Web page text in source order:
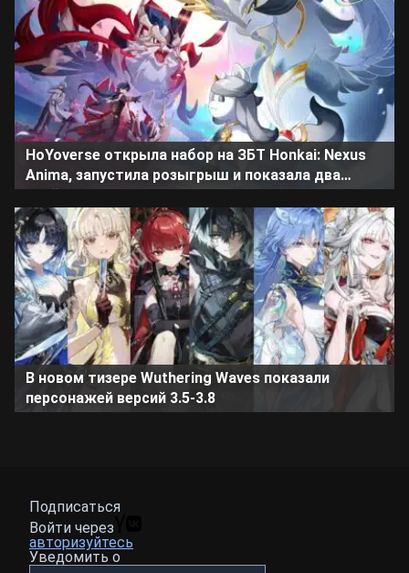
HoYoverse открыла набор на ЗБТ Honkai: Nexus
Anima, запустила розыгрыш и показала два
трейлера
В новом тизере Wuthering Waves показали
персонажей версий 3.5-3.8
Подписаться
Войти через
авторизуйтесь
Уведомить о